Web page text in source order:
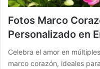
Fotos Marco
Personalizado en
Celebra el amor en
marco corazón, ideales